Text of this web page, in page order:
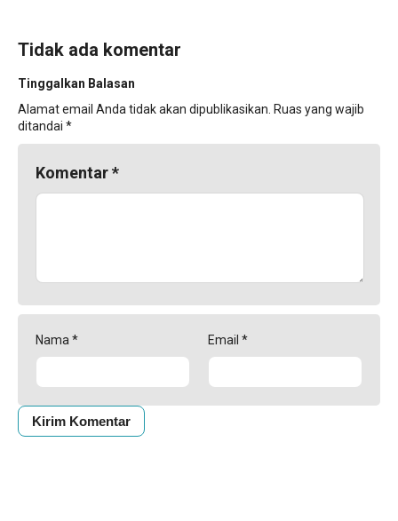
Tidak ada komentar
Tinggalkan Balasan
Alamat email Anda tidak akan dipublikasikan. Ruas yang wajib
ditandai *
Komentar*
Nama * Email *